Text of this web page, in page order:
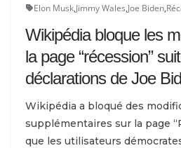
Elon Musk,Jimmy Wales,Joe Biden,
Wikipédia bloque les
la page “récession”
déclarations de Joe
Wikipédia a bloqué des
supplémentaires sur la page
que les utilisateurs